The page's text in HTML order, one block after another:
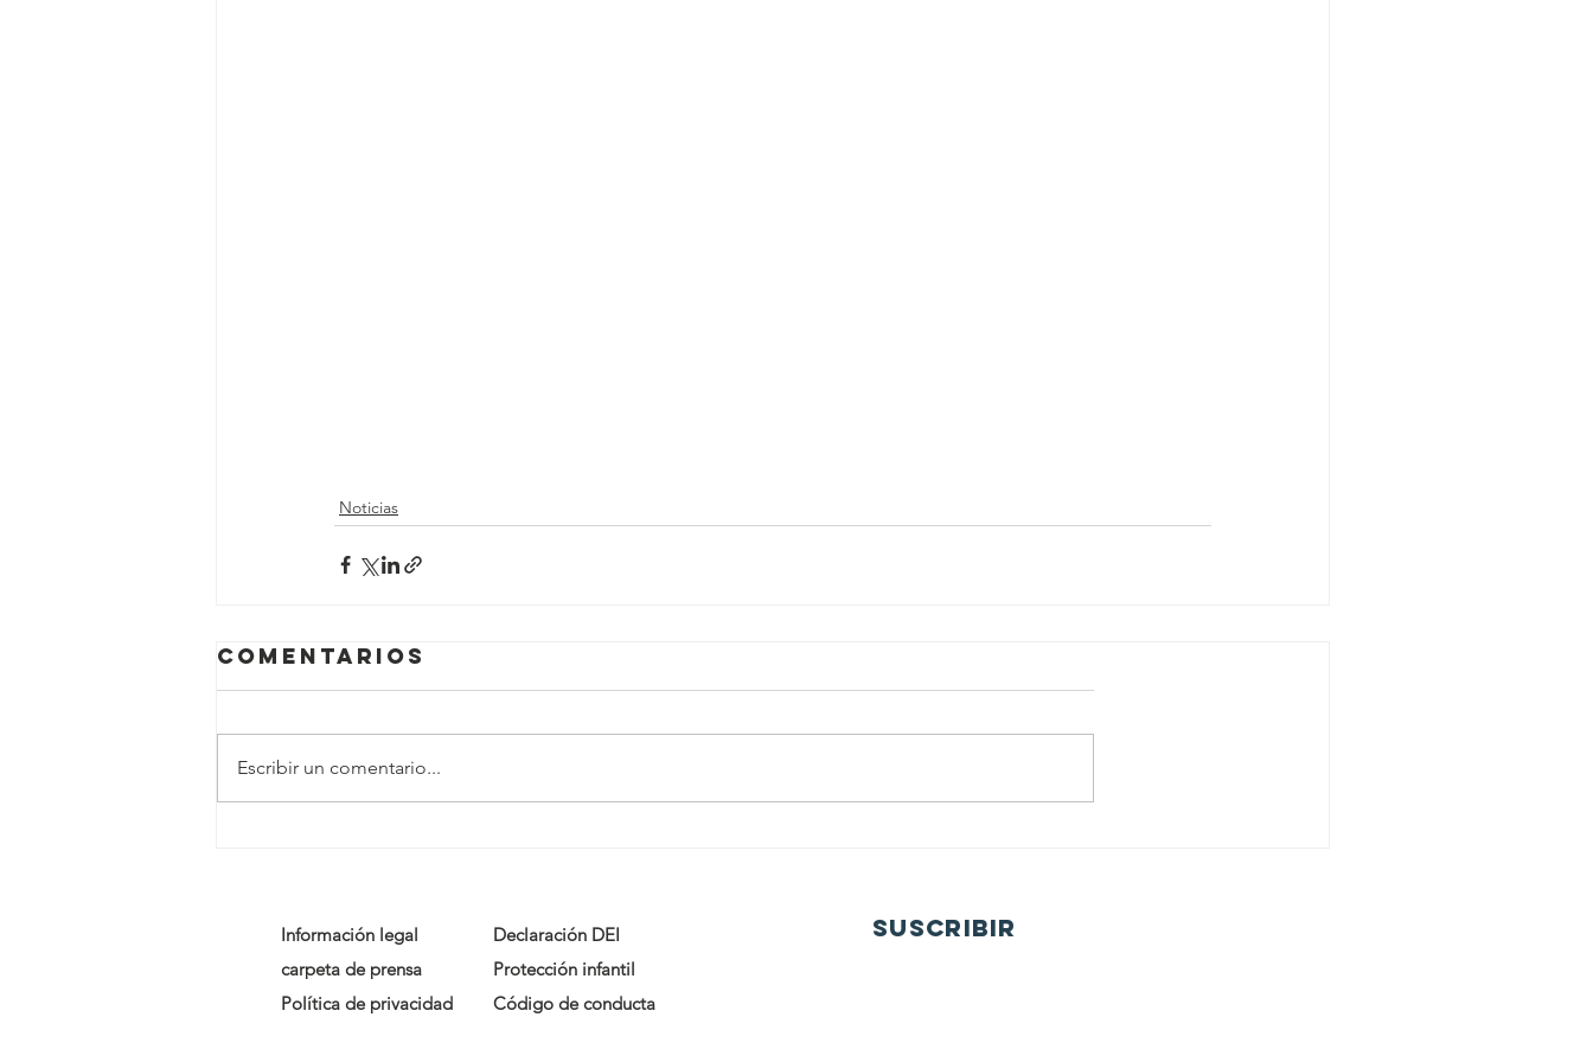
Noticias
Comentarios
Escribir un comentario...
Información legal
carpeta de prensa
Política de privacidad
Declaración DEI
Protección infantil
Código de conducta
SUSCRIBIR